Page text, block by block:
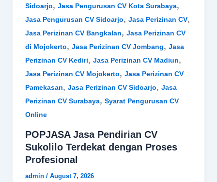
Sidoarjo, Jasa Pengurusan CV Kota Surabaya,
Jasa Pengurusan CV Sidoarjo, Jasa Perizinan CV,
Jasa Perizinan CV Bangkalan, Jasa Perizinan CV
di Mojokerto, Jasa Perizinan CV Jombang, Jasa
Perizinan CV Kediri, Jasa Perizinan CV Madiun,
Jasa Perizinan CV Mojokerto, Jasa Perizinan CV
Pamekasan, Jasa Perizinan CV Sidoarjo, Jasa
Perizinan CV Surabaya, Syarat Pengurusan CV
Online
POPJASA Jasa Pendirian CV
Sukolilo Terdekat dengan Proses
Profesional
admin / August 7, 2026